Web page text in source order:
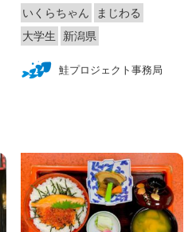
いくらちゃん
まじわる
大学生
新潟県
鮭プロジェクト事務局